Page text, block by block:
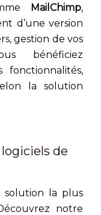
MailChimp,
d’une version
gestion de vos
bénéficiez
fonctionnalités,
la solution
de
la plus
notre